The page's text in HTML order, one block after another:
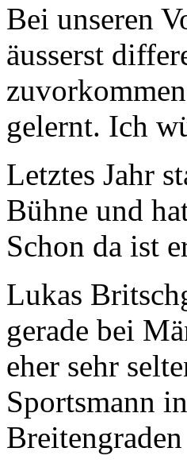
Bei unseren
äusserst
gelernt. Ich
Letztes Jahr
Bühne und
Schon da ist
Lukas
gerade bei
eher sehr
Sportsmann